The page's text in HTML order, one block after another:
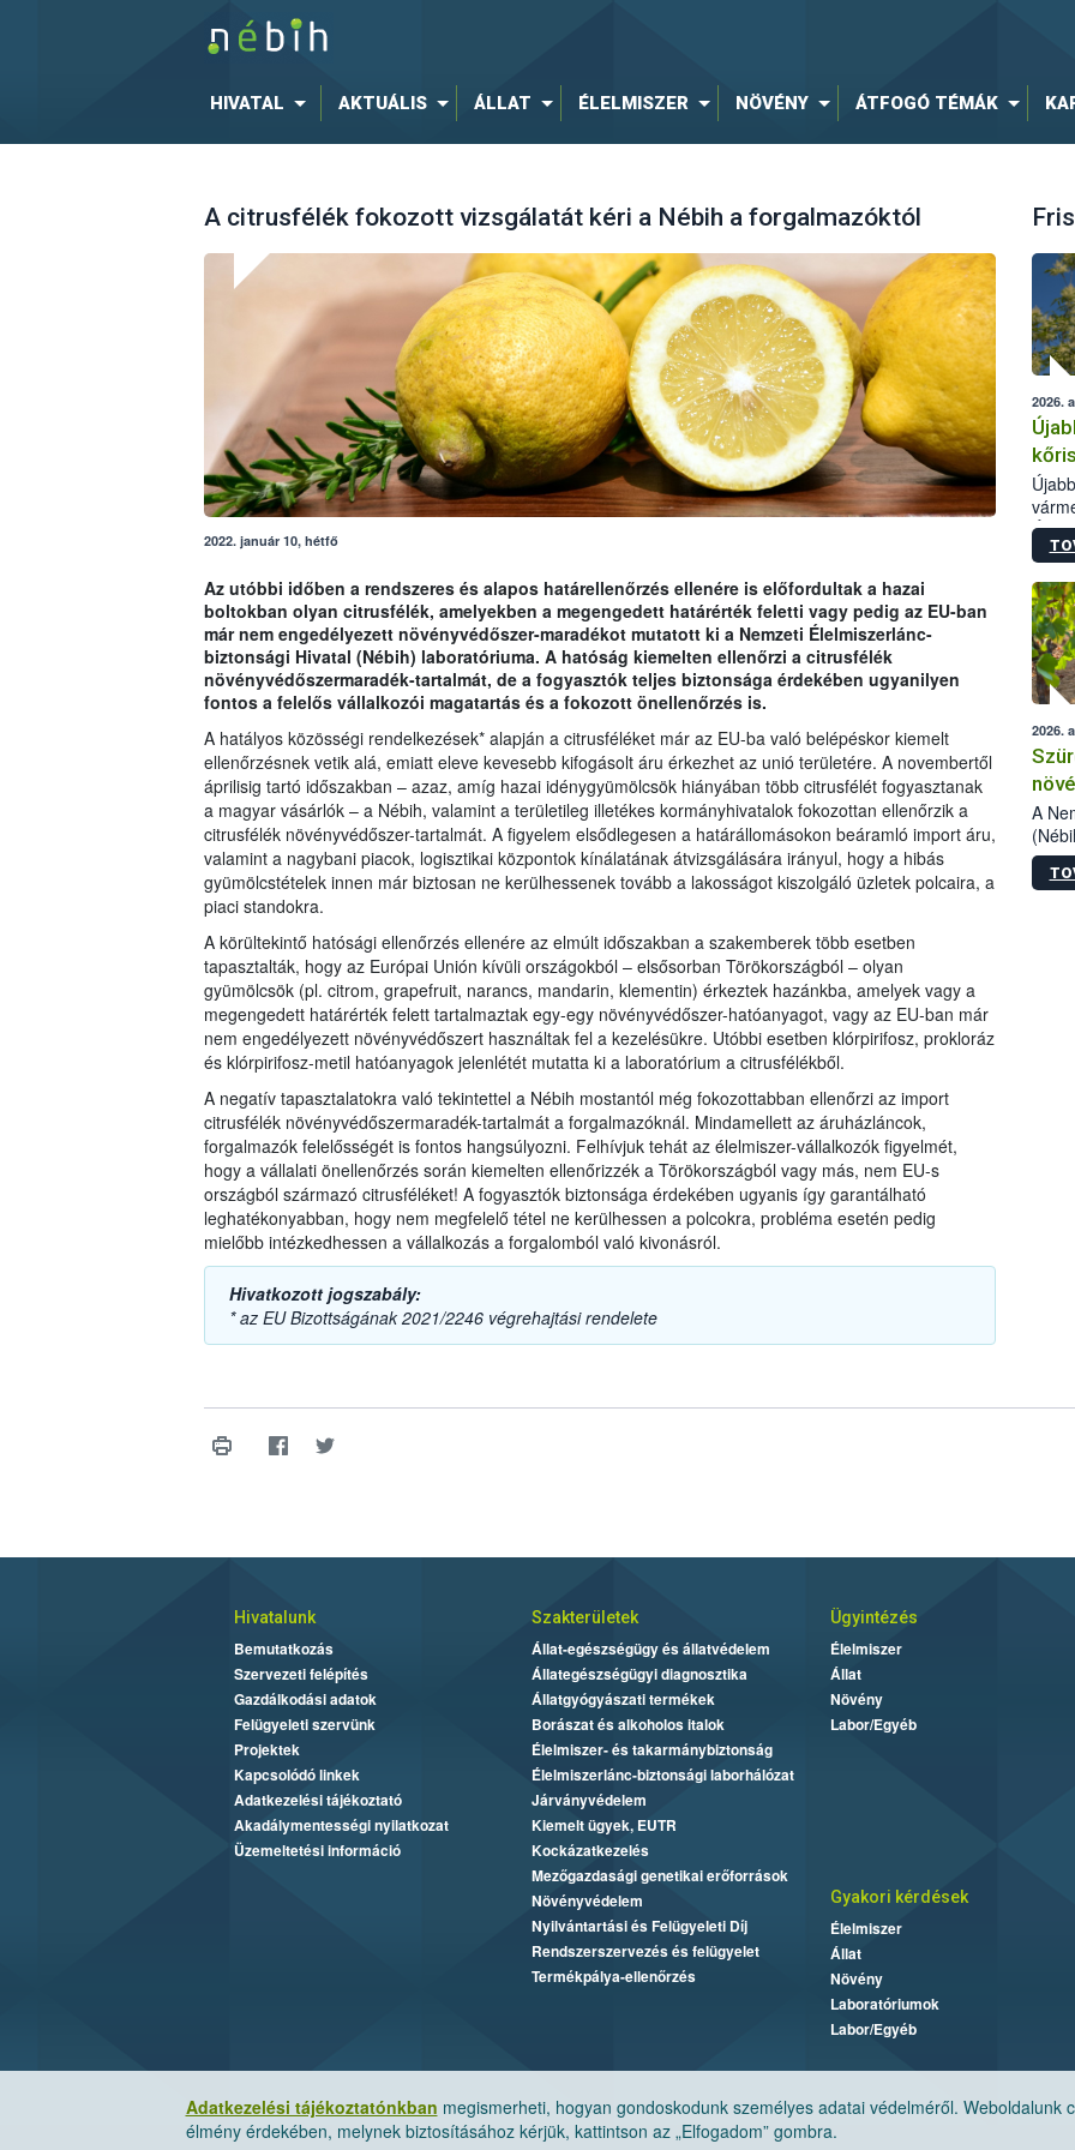
HIVATAL AKTUÁLIS ÁLLAT ÉLELMISZER NÖVÉNY ÁTFOGÓ TÉMÁK
A citrusfélék fokozott vizsgálatát kéri a Nébih a forgalmazóktól
2022. január 10, hétfő
Az utóbbi időben a rendszeres és alapos határellenőrzés ellenére is előfordultak a hazai
boltokban olyan citrusfélék, amelyekben a megengedett határérték feletti vagy pedig az EU-ban
már nem engedélyezett növényvédőszer-maradékot mutatott ki a Nemzeti Élelmiszerlánc-
biztonsági Hivatal (Nébih) laboratóriuma. A hatóság kiemelten ellenőrzi a citrusfélék
növényvédőszermaradék-tartalmát, de a fogyasztók teljes biztonsága érdekében ugyanilyen
fontos a felelős vállalkozói magatartás és a fokozott önellenőrzés is.
A hatályos közösségi rendelkezések* alapján a citrusféléket már az EU-ba való belépéskor kiemelt
ellenőrzésnek vetik alá, emiatt eleve kevesebb kifogásolt áru érkezhet az unió területére. A novembertől
áprilisig tartó időszakban – azaz, amíg hazai idénygyümölcsök hiányában több citrusfélét fogyasztanak
a magyar vásárlók – a Nébih, valamint a területileg illetékes kormányhivatalok fokozottan ellenőrzik a
citrusfélék növényvédőszer-tartalmát. A figyelem elsődlegesen a határállomásokon beáramló import áru,
valamint a nagybani piacok, logisztikai központok kínálatának átvizsgálására irányul, hogy a hibás
gyümölcstételek innen már biztosan ne kerülhessenek tovább a lakosságot kiszolgáló üzletek polcaira, a
piaci standokra.
A körültekintő hatósági ellenőrzés ellenére az elmúlt időszakban a szakemberek több esetben
tapasztalták, hogy az Európai Unión kívüli országokból – elsősorban Törökországból – olyan
gyümölcsök (pl. citrom, grapefruit, narancs, mandarin, klementin) érkeztek hazánkba, amelyek vagy a
megengedett határérték felett tartalmaztak egy-egy növényvédőszer-hatóanyagot, vagy az EU-ban már
nem engedélyezett növényvédőszert használtak fel a kezelésükre. Utóbbi esetben klórpirifosz, prokloráz
és klórpirifosz-metil hatóanyagok jelenlétét mutatta ki a laboratórium a citrusfélékből.
A negatív tapasztalatokra való tekintettel a Nébih mostantól még fokozottabban ellenőrzi az import
citrusfélék növényvédőszermaradék-tartalmát a forgalmazóknál. Mindamellett az áruházláncok,
forgalmazók felelősségét is fontos hangsúlyozni. Felhívjuk tehát az élelmiszer-vállalkozók figyelmét,
hogy a vállalati önellenőrzés során kiemelten ellenőrizzék a Törökországból vagy más, nem EU-s
országból származó citrusféléket! A fogyasztók biztonsága érdekében ugyanis így garantálható
leghatékonyabban, hogy nem megfelelő tétel ne kerülhessen a polcokra, probléma esetén pedig
mielőbb intézkedhessen a vállalkozás a forgalomból való kivonásról.
Hivatkozott jogszabály:
* az EU Bizottságának 2021/2246 végrehajtási rendelete
2026.
2026.
A
Adatkezelési tájékoztatónkban megismerheti, hogyan gondoskodunk személyes adatai védelméről. Weboldalunk
élmény érdekében, melynek biztosításához kérjük, kattintson az „Elfogadom” gombra.
Hivatalunk
Bemutatkozás
Szervezeti felépítés
Gazdálkodási adatok
Felügyeleti szervünk
Projektek
Kapcsolódó linkek
Adatkezelési tájékoztató
Akadálymentességi nyilatkozat
Üzemeltetési információ
Szakterületek
Állat-egészségügy és állatvédelem
Állategészségügyi diagnosztika
Állatgyógyászati termékek
Borászat és alkoholos italok
Élelmiszer- és takarmánybiztonság
Élelmiszerlánc-biztonsági laborhálózat
Járványvédelem
Kiemelt ügyek, EUTR
Kockázatkezelés
Mezőgazdasági genetikai erőforrások
Növényvédelem
Nyilvántartási és Felügyeleti Díj
Rendszerszervezés és felügyelet
Termékpálya-ellenőrzés
Ügyintézés
Élelmiszer
Állat
Növény
Labor/Egyéb
Gyakori kérdések
Élelmiszer
Állat
Növény
Laboratóriumok
Labor/Egyéb